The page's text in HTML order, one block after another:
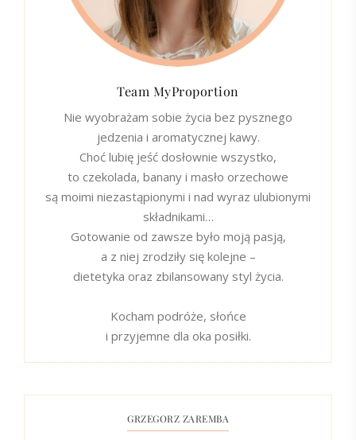
Team MyProportion
Nie wyobrażam sobie życia bez pysznego
jedzenia i aromatycznej kawy.
Choć lubię jeść dosłownie wszystko,
to czekolada, banany i masło orzechowe
są moimi niezastąpionymi i nad wyraz ulubionymi
składnikami…
Gotowanie od zawsze było moją pasją,
a z niej zrodziły się kolejne –
dietetyka oraz zbilansowany styl życia.
Kocham podróże, słońce
i przyjemne dla oka posiłki.
GRZEGORZ ZAREMBA